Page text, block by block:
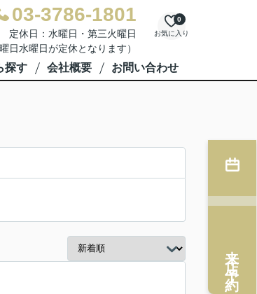
03-3786-1801
休日：水曜日・第三火曜日
日水曜日が定休となります）
お気に入り
0
探す 会社概要 お問い合わせ
来店予約